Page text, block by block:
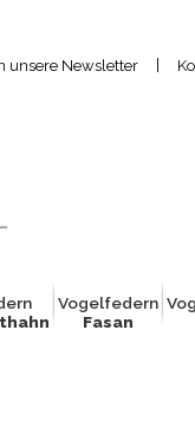
unsere Newsletter |
ern
Vogelfedern
Fasan